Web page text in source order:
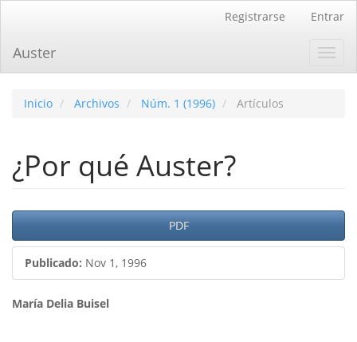
principal
Barra
Registrarse Entrar
Auster
Inicio Archivos Núm. 1 (1996) Artículos
¿Por qué Auster?
Barra
lateral
del
artículo
PDF
Publicado: Nov 1, 1996
Contenido
María Delia Buisel